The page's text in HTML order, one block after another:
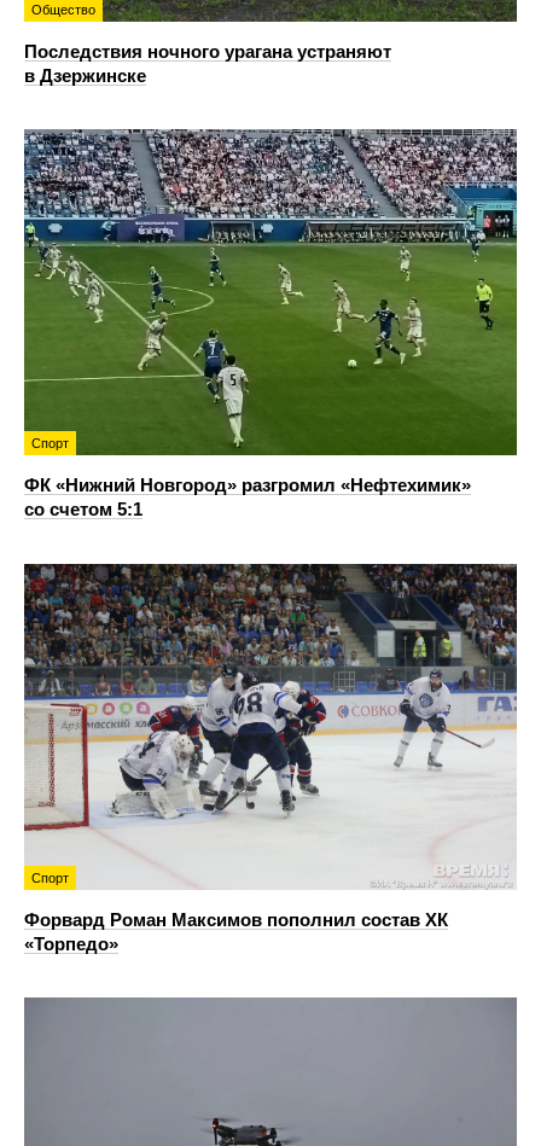
Общество
Последствия ночного урагана устраняют
в Дзержинске
Спорт
ФК «Нижний Новгород» разгромил «Нефтехимик»
со счетом 5:1
Спорт
Форвард Роман Максимов пополнил состав ХК
«Торпедо»